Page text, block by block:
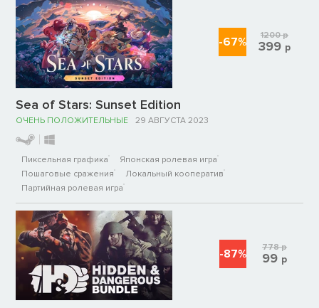
Sea of Stars: Sunset Edition
ОЧЕНЬ ПОЛОЖИТЕЛЬНЫЕ 29 АВГУСТА 2023
Пиксельная графика
Японская ролевая игра
Пошаговые сражения
Локальный кооператив
Партийная ролевая игра
-67% 1200р
399 р
-87% 778р
99 р